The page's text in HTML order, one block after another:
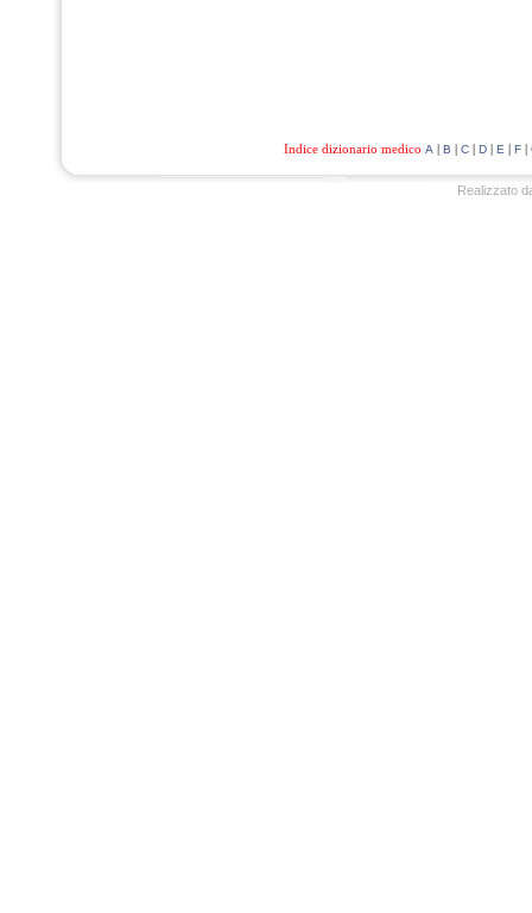
Indice dizionario medico A | B | C| D| E | F|
Realizzato